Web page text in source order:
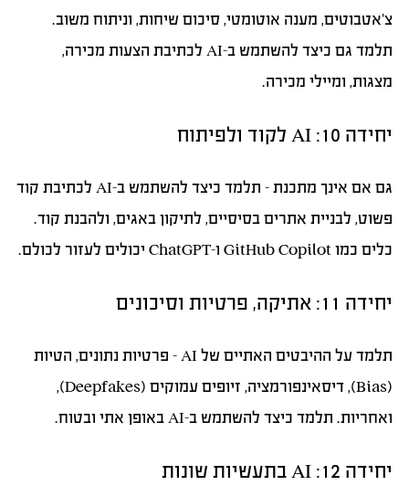
צ’אטבוטים, מענה אוטומטי, סיכום שיחות, וניתוח משוב.
תלמד גם כיצד להשתמש ב-AI לכתיבת הצעות מכירה,
מצגות, ומיילי מכירה.
יחידה 10: AI לקוד ולפיתוח
גם אם אינך מתכנת – תלמד כיצד להשתמש ב-AI לכתיבת קוד
פשוט, לבניית אתרים בסיסיים, לתיקון באגים, ולהבנת קוד.
כלים כמו GitHub Copilot ו-ChatGPT יכולים לעזור לכולם.
יחידה 11: אתיקה, פרטיות וסיכונים
תלמד על ההיבטים האתיים של AI – פרטיות נתונים, הטיות
(Bias), דיסאינפורמציה, זיופים עמוקים (Deepfakes),
ואחריות. תלמד כיצד להשתמש ב-AI באופן אתי ובטוח.
יחידה 12: AI בתעשיות שונות